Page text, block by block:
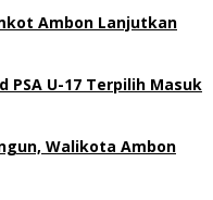
Ambon Lanjutkan
PSA U-17 Terpilih Masuk
Walikota Ambon